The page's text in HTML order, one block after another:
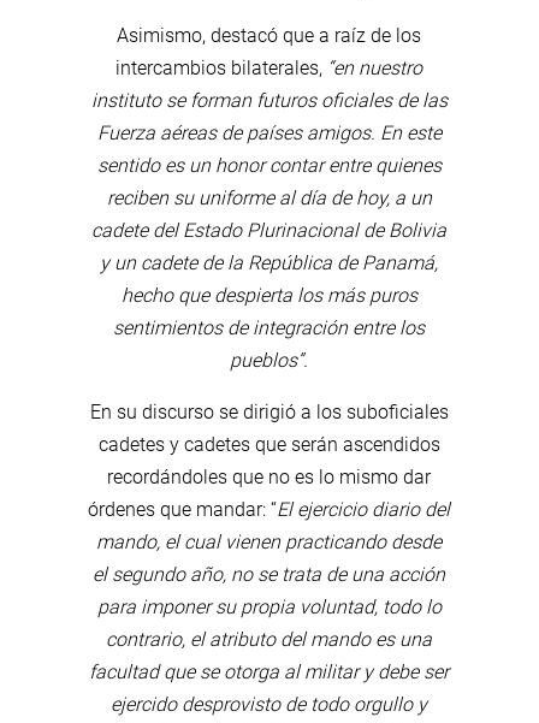
Asimismo, destacó que a raíz de los
intercambios bilaterales, “en nuestro
instituto se forman futuros oficiales de las
Fuerza aéreas de países amigos. En este
sentido es un honor contar entre quienes
reciben su uniforme al día de hoy, a un
cadete del Estado Plurinacional de Bolivia
y un cadete de la República de Panamá,
hecho que despierta los más puros
sentimientos de integración entre los
pueblos”.
En su discurso se dirigió a los suboficiales
cadetes y cadetes que serán ascendidos
recordándoles que no es lo mismo dar
órdenes que mandar: “El ejercicio diario del
mando, el cual vienen practicando desde
el segundo año, no se trata de una acción
para imponer su propia voluntad, todo lo
contrario, el atributo del mando es una
facultad que se otorga al militar y debe ser
ejercido desprovisto de todo orgullo y